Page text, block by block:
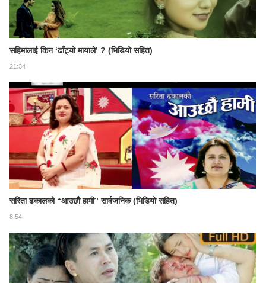
सहिमालाई किन ‘ढाँट्यो मायाले’ ? (भिडियो सहित)
21:34
सरिता ढकालको “आउछौ हामी” सार्वजनिक (भिडियो सहित)
8:54